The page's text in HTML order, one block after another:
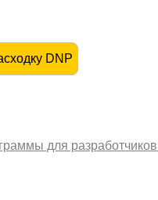
DNP
для разработчиков